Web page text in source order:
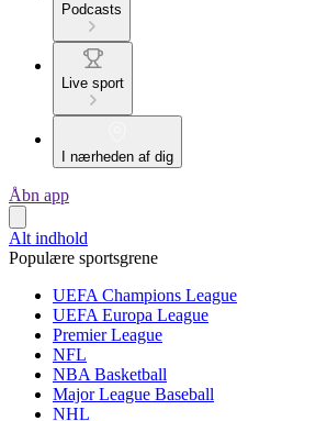
Podcasts
Live sport
I nærheden af dig
Åbn app
Alt indhold
Populære sportsgrene
UEFA Champions League
UEFA Europa League
Premier League
NFL
NBA Basketball
Major League Baseball
NHL